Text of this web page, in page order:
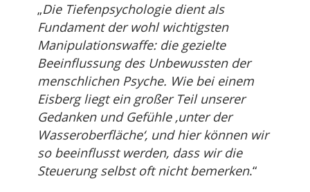
„Die Tiefenpsychologie dient als
Fundament der wohl wichtigsten
Manipulationswaffe: die gezielte
Beeinflussung des Unbewussten der
menschlichen Psyche. Wie bei einem
Eisberg liegt ein großer Teil unserer
Gedanken und Gefühle ‚unter der
Wasseroberfläche‘, und hier können wir
so beeinflusst werden, dass wir die
Steuerung selbst oft nicht bemerken.“